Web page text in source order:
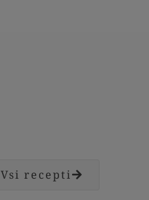
Vsi recepti